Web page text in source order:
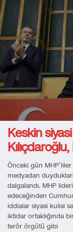
Keskin
Önceki gün
medyadan
dalgalandı. MHP
edeceğinden
iddialar siyasi kulisi
iktidar ortaklığında
terör örgütü gibi